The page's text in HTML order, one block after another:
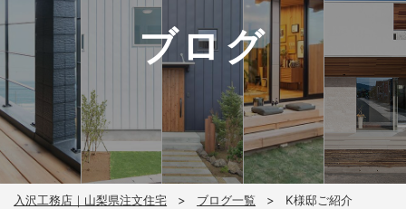
ブログ
入沢工務店｜山梨県注文住宅 ブログ一覧 K様邸ご紹介